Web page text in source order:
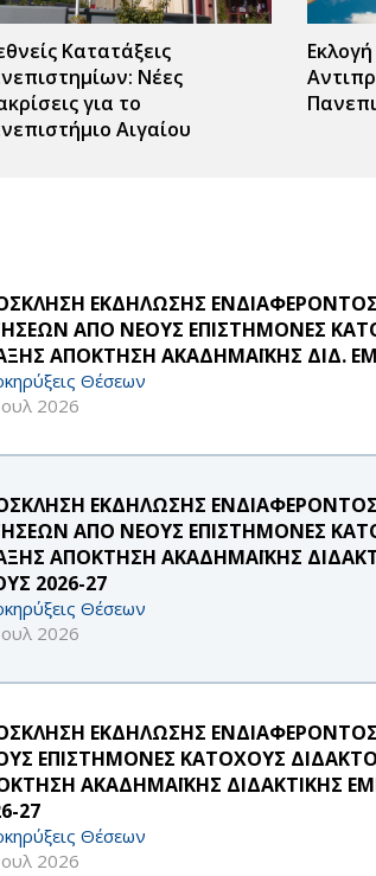
Κατατάξεις
Νέες
για το
Αιγαίου
ΕΚΔΗΛΩΣΗΣ
ΑΠΟ ΝΕΟΥΣ ΕΠΙΣΤΗΜΟΝΕΣ
ΑΠΟΚΤΗΣΗ ΑΚΑΔΗΜΑΪΚΗΣ ΔΙΔ.
Θέσεων
2026
ΕΚΔΗΛΩΣΗΣ
ΑΠΟ ΝΕΟΥΣ ΕΠΙΣΤΗΜΟΝΕΣ
ΑΠΟΚΤΗΣΗ ΑΚΑΔΗΜΑΪΚΗΣ
2026-27
Θέσεων
2026
ΕΚΔΗΛΩΣΗΣ
ΕΠΙΣΤΗΜΟΝΕΣ ΚΑΤΟΧΟΥΣ
ΑΚΑΔΗΜΑΪΚΗΣ ΔΙΔΑΚΤΙΚΗΣ
27
Θέσεων
2026